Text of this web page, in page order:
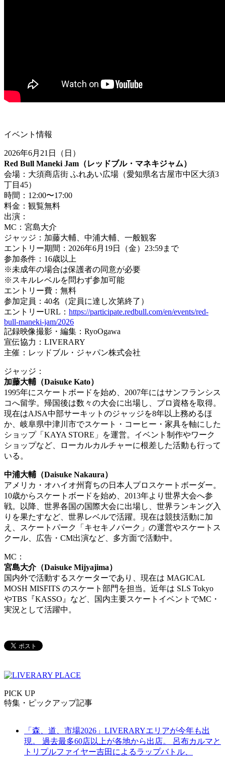
イベント情報
2026年6月21日（日）
Red Bull Maneki Jam（レッドブル・マネキジャム）
会場：大須商店街 ふれあい広場（愛知県名古屋市中区大須3
丁目45）
時間：12:00〜17:00
料金：観覧無料
出演：
MC：宮島大介
ジャッジ：加藤大輔、中浦大輔、一般観客
エントリー期間：2026年6月19日（金）23:59まで
参加条件：16歳以上
※未成年の場合は保護者の同意が必要
※スキルレベルを問わず参加可能
エントリー費：無料
参加定員：40名（定員に達し次第終了）
エントリーURL： https://participate.redbull.com/en/events/red-
bull-maneki-jam/2026
記録映像撮影・編集：RyoOgawa
宣伝協力：LIVERARY
主催：レッドブル・ジャパン株式会社
ジャッジ：
加藤大輔（Daisuke Kato）
1995年にスケートボードを始め、2007年にはサンフランシス
コへ留学。帰国後は数々の大会に出場し、プロ資格を取得。
現在はAJSA中部サーキットのジャッジを8年以上務めるほ
か、岐阜県中津川市でスケート・コーヒー・家具を軸にした
ショップ「KAYA STORE」を運営。イベント制作やワーク
ショップなど、ローカルカルチャーに根差した活動も行って
いる。
中浦大輔（Daisuke Nakaura）
アメリカ・オハイオ州育ちの日本人プロスケートボーダー。
10歳からスケートボードを始め、2013年より世界大会へ参
戦。以降、世界各国の国際大会に出場し、世界ランキング入
りを果たすなど、世界レベルで活躍。現在は競技活動に加
え、スケートパーク「キセキノパーク」の運営やスケートス
クール、広告・CM出演など、多方面で活動中。
MC：
宮島大介（Daisuke Mijyajima）
国内外で活動するスケーターであり、現在は MAGICAL
MOSH MISFITS のスケート部門を担当。近年は SLS Tokyo
やTBS『KASSO』など、国内主要スケートイベントでMC・
実況として活躍中。
PICK UP
特集・ピックアップ記事
「森、道、市場2026」LIVERARYエリアが今年も出
現。 過去最多60店以上が各地から出店。 呂布カルマと
トリプルファイヤー吉田によるラップバトル、